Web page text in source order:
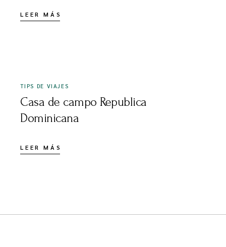
LEER MÁS
TIPS DE VIAJES
Casa de campo Republica
Dominicana
LEER MÁS